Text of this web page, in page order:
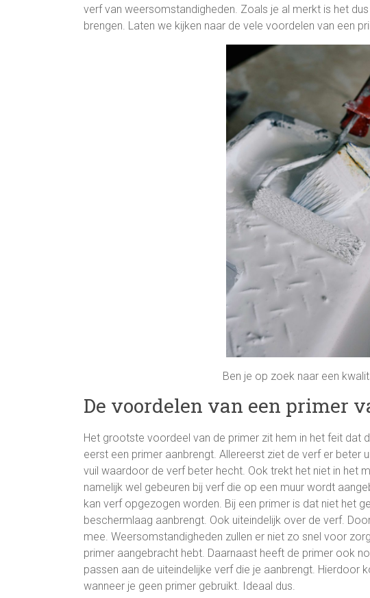
verf van weersomstandigheden. Zoals je al merkt is het
brengen. Laten we kijken naar de vele voordelen van een
Ben je op zoek naar een
De voordelen van een primer
Het grootste voordeel van de primer zit hem in het feit dat
eerst een primer aanbrengt. Allereerst ziet de verf er beter
vuil waardoor de verf beter hecht. Ook trekt het niet in het
namelijk wel gebeuren bij verf die op een muur wordt
kan verf opgezogen worden. Bij een primer is dat niet het
beschermlaag aanbrengt. Ook uiteindelijk over de verf.
mee. Weersomstandigheden zullen er niet zo snel voor
primer aangebracht hebt. Daarnaast heeft de primer ook
passen aan de uiteindelijke verf die je aanbrengt. Hierdoor
wanneer je geen primer gebruikt. Ideaal dus.